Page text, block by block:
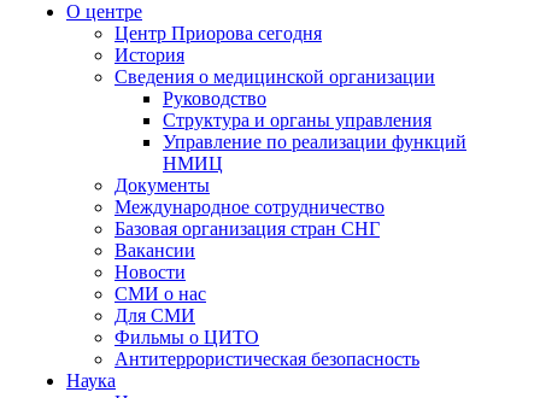
О центре
Центр Приорова сегодня
История
Сведения о медицинской организации
Руководство
Структура и органы управления
Управление по реализации функций
НМИЦ
Документы
Международное сотрудничество
Базовая организация стран СНГ
Вакансии
Новости
СМИ о нас
Для СМИ
Фильмы о ЦИТО
Антитеррористическая безопасность
Наука